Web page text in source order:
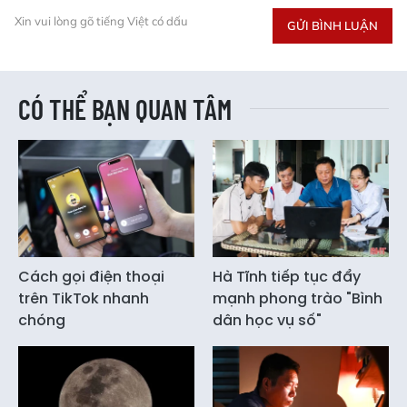
Xin vui lòng gõ tiếng Việt có dấu GỬI BÌNH LUẬN
CÓ THỂ BẠN QUAN TÂM
Cách gọi điện thoại
trên TikTok nhanh
chóng
Hà Tĩnh tiếp tục đẩy
mạnh phong trào "Bình
dân học vụ số"